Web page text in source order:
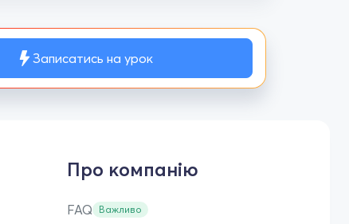
Записатись на урок
Про компанію
FAQ Важливо